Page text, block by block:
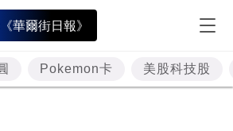
華爾街日報》
Pokemon卡 美股科技股